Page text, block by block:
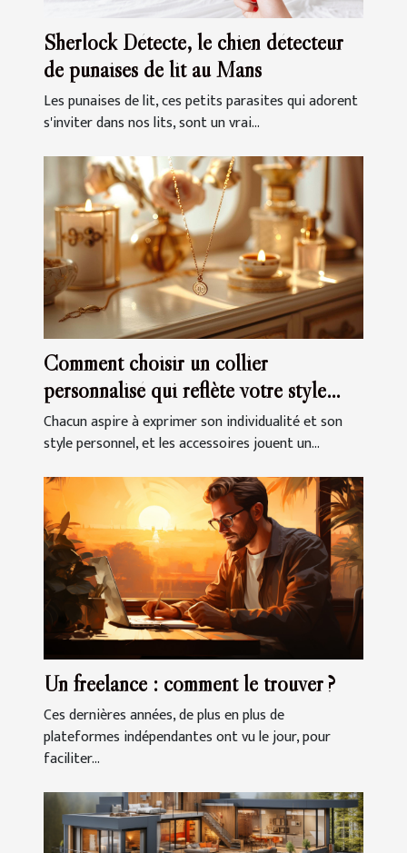
Sherlock Détecte, le chien détecteur
de punaises de lit au Mans
Les punaises de lit, ces petits parasites qui adorent
s'inviter dans nos lits, sont un vrai...
Comment choisir un collier
personnalisé qui reflète votre style
unique
Chacun aspire à exprimer son individualité et son
style personnel, et les accessoires jouent un...
Un freelance : comment le trouver ?
Ces dernières années, de plus en plus de
plateformes indépendantes ont vu le jour, pour
faciliter...